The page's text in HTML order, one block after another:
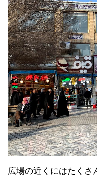
広場の近くにはたくさ